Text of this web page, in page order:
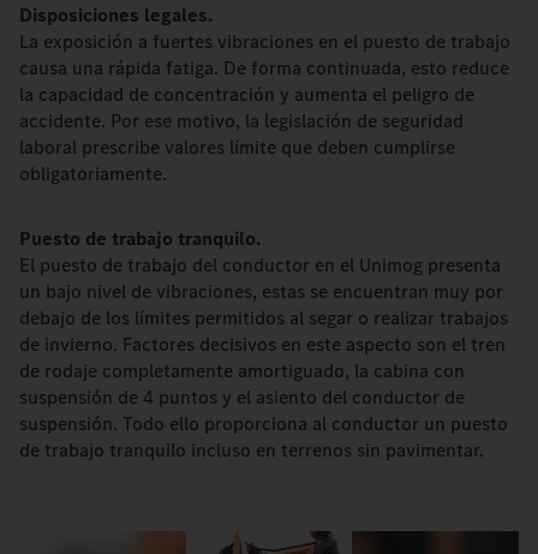
Disposiciones legales.
La exposición a fuertes vibraciones en el puesto de trabajo
causa una rápida fatiga. De forma continuada, esto reduce
la capacidad de concentración y aumenta el peligro de
accidente. Por ese motivo, la legislación de seguridad
laboral prescribe valores límite que deben cumplirse
obligatoriamente.
Puesto de trabajo tranquilo.
El puesto de trabajo del conductor en el Unimog presenta
un bajo nivel de vibraciones, estas se encuentran muy por
debajo de los límites permitidos al segar o realizar trabajos
de invierno. Factores decisivos en este aspecto son el tren
de rodaje completamente amortiguado, la cabina con
suspensión de 4 puntos y el asiento del conductor de
suspensión. Todo ello proporciona al conductor un puesto
de trabajo tranquilo incluso en terrenos sin pavimentar.